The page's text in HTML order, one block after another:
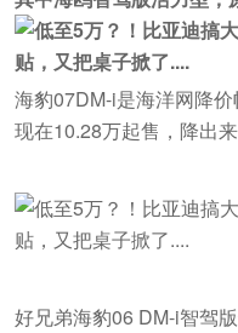
海豹07DM-i是海洋网降
现在10.28万起售，降出
好兄弟海豹06 DM-i智驾